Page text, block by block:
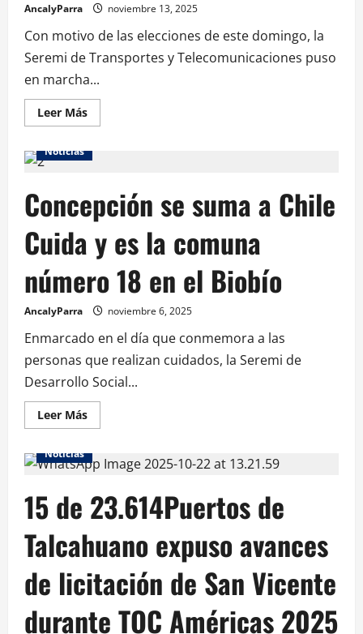
AncalyParra noviembre 13, 2025
Con motivo de las elecciones de este domingo, la
Seremi de Transportes y Telecomunicaciones puso
en marcha...
Leer Más
Noticias
Concepción se suma a Chile
Cuida y es la comuna
número 18 en el Biobío
AncalyParra noviembre 6, 2025
Enmarcado en el día que conmemora a las
personas que realizan cuidados, la Seremi de
Desarrollo Social...
Leer Más
Noticias
15 de 23.614Puertos de
Talcahuano expuso avances
de licitación de San Vicente
durante TOC Américas 2025